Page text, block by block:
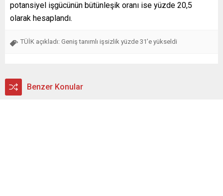
potansiyel işgücünün bütünleşik oranı ise yüzde 20,5
olarak hesaplandı.
TÜİK açıkladı: Geniş tanımlı işsizlik yüzde 31’e yükseldi
Benzer Konular